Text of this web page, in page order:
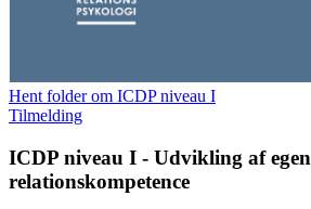
Hent folder om ICDP niveau I
Tilmelding
ICDP niveau I - Udvikling af egen
relationskompetence